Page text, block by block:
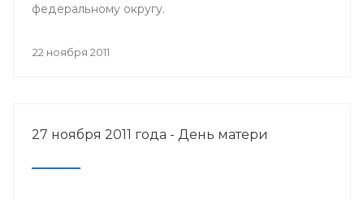
федеральному округу.
22 ноября 2011
27 ноября 2011 года - День матери